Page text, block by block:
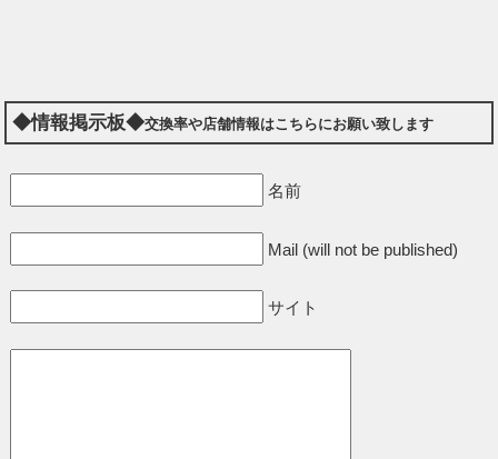
◆情報掲示板◆交換率や店舗情報はこちらにお願い致します
名前
Mail (will not be published)
サイト